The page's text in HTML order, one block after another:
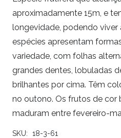
aproximadamente 15m, e
longevidade, podendo viver
espécies apresentam
variedade, com folhas
grandes dentes, lobuladas
brilhantes por cima. Têm
no outono. Os frutos de cor
maduram entre fevereiro-
SKU: 18-3-61